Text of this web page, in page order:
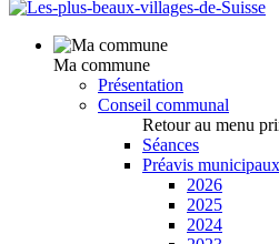
Ma commune
Présentation
Conseil communal
Retour au menu
Séances
Préavis municipaux
2026
2025
2024